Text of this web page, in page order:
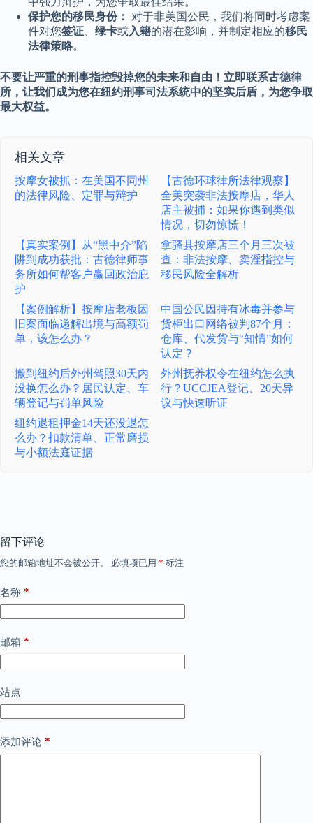
保护您的移民身份：
对于非美国公民，我们将同时考虑案
件对您签证 绿卡或入籍的潜在影响，并制定相应的移民
法律策略。
不要让严重的刑事指控毁掉您的未来和自由！立即联系古德律
所，让我们成为您在纽约刑事司法系统中的坚实后盾，为您争取
最大权益。
相关文章
按摩女被抓：在美国不同州
的法律风险、定罪与辩护
【古德环球律所法律观察】
全美突袭非法按摩店，华人
店主被捕：如果你遇到类似
情况，切勿惊慌！
【真实案例】从“黑中介”陷
阱到成功获批：古德律师事
务所如何帮客户赢回政治庇
护
拿骚县按摩店三个月三次被
查：非法按摩、卖淫指控与
移民风险全解析
【案例解析】按摩店老板因
旧案面临递解出境与高额罚
单，该怎么办？
中国公民因持有冰毒并参与
货柜出口网络被判87个月：
仓库、代发货与“知情”如何
认定？
搬到纽约后外州驾照30天内
没换怎么办？居民认定、车
辆登记与罚单风险
外州抚养权令在纽约怎么执
行？UCCJEA登记、20天异
议与快速听证
纽约退租押金14天还没退怎
么办？扣款清单、正常磨损
与小额法庭证据
留下评论
您的邮箱地址不会被公开。 必填项已用 * 标注
名称 *
邮箱 *
站点
添加评论 *